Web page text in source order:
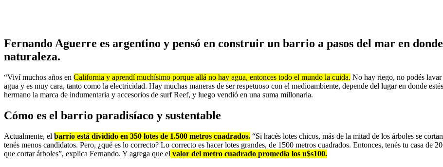
Fernando Aguerre es argentino y pensó en construir un barrio a pasos del mar en
naturaleza.
“Viví muchos años en California y aprendí muchísimo porque allá no hay agua, entonces todo el mundo la cuida. No hay riego, no podés lavar
agua y es muy cara, tanto como la electricidad. Hay muchas maneras de ser respetuoso con el medioambiente, depende del lugar en donde
hermano la marca de indumentaria y accesorios de surf Reef, y luego vendió en una suma millonaria.
Cómo es el barrio paradisíaco y sustentable
Actualmente, el barrio está dividido en 350 lotes de 1.500 metros cuadrados. “Si hacés lotes chicos, más de la mitad de los árboles se
tenés menos candidatos. Pero, ¿qué es lo correcto? Lo correcto es hacer lotes grandes, de 1500 metros cuadrados. Entonces, tenés tu casa de
que cortar árboles”, explica Fernando. Y agrega que el valor del metro cuadrado promedia los u$s100.